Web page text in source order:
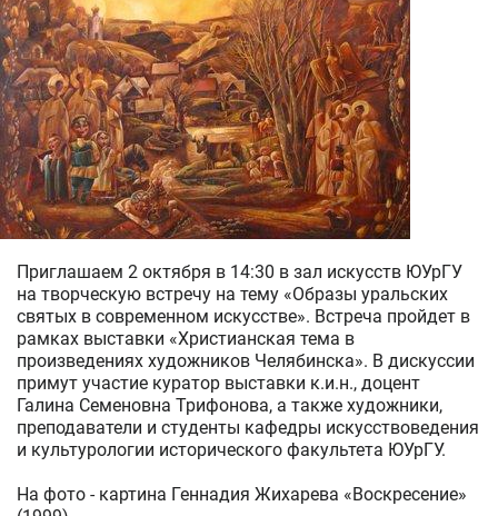
Приглашаем 2 октября в 14:30 в зал искусств ЮУрГУ
на творческую встречу на тему «Образы уральских
святых в современном искусстве». Встреча пройдет в
рамках выставки «Христианская тема в
произведениях художников Челябинска». В дискуссии
примут участие куратор выставки к.и.н., доцент
Галина Семеновна Трифонова, а также художники,
преподаватели и студенты кафедры искусствоведения
и культурологии исторического факультета ЮУрГУ.
На фото - картина Геннадия Жихарева «Воскресение»